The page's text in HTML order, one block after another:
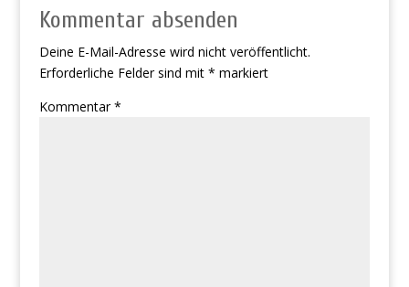
Kommentar absenden
Deine E-Mail-Adresse wird nicht veröffentlicht.
Erforderliche Felder sind mit * markiert
Kommentar*